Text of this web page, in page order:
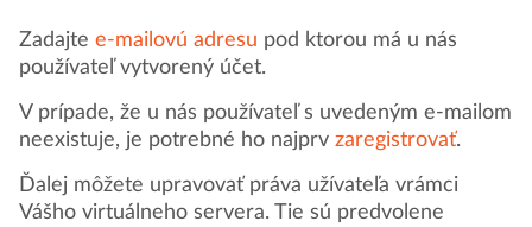
Zadajte e-mailovú adresu pod ktorou má u nás
používateľ vytvorený účet.
V prípade, že u nás používateľ s uvedeným e-mailom
neexistuje, je potrebné ho najprv zaregistrovať.
Ďalej môžete upravovať práva užívateľa vrámci
Vášho virtuálneho servera. Tie sú predvolene